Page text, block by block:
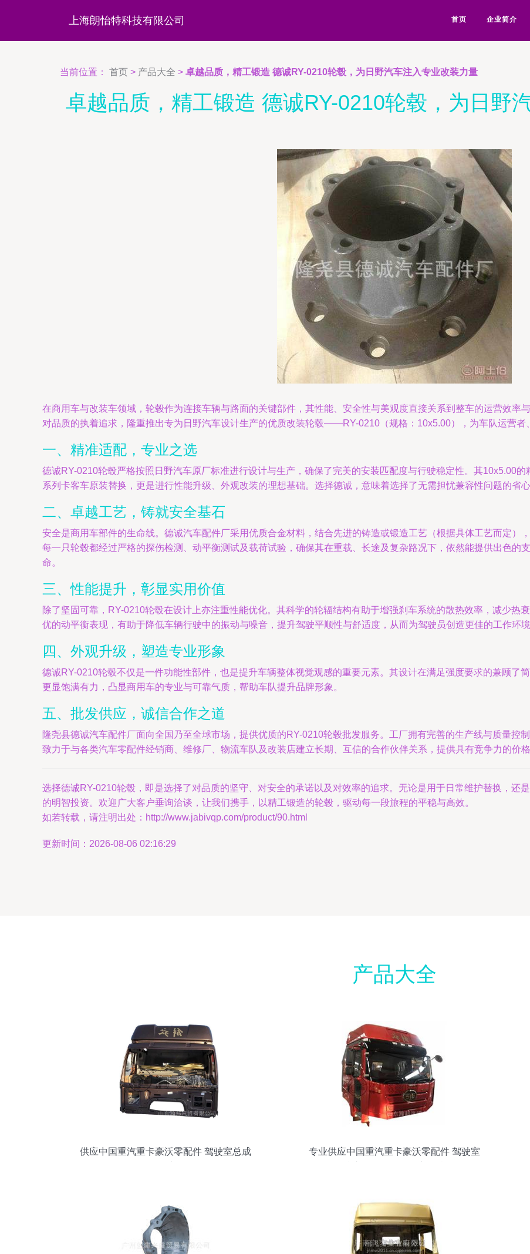
上海朗怡特科技有限公司 首页 企业简介
当前位置： 首页 > 产品大全 > 卓越品质，精工锻造 德诚RY-0210轮毂，为日野汽车注入专业改装力量
卓越品质，精工锻造 德诚RY-0210轮毂，为日野
在商用车与改装车领域，轮毂作为连接车辆与路面的关键部件，其性能、安全性与美观度直接关系到整车的运营效率
对品质的执着追求，隆重推出专为日野汽车设计生产的优质改装轮毂——RY-0210（规格：10x5.00），为车队运营者
一、精准适配，专业之选
德诚RY-0210轮毂严格按照日野汽车原厂标准进行设计与生产，确保了完美的安装匹配度与行驶稳定性。其10x5.00
系列卡客车原装替换，更是进行性能升级、外观改装的理想基础。选择德诚，意味着选择了无需担忧兼容性问题的省心
二、卓越工艺，铸就安全基石
安全是商用车部件的生命线。德诚汽车配件厂采用优质合金材料，结合先进的铸造或锻造工艺（根据具体工艺而定）
每一只轮毂都经过严格的探伤检测、动平衡测试及载荷试验，确保其在重载、长途及复杂路况下，依然能提供出色的
命。
三、性能提升，彰显实用价值
除了坚固可靠，RY-0210轮毂在设计上亦注重性能优化。其科学的轮辐结构有助于增强刹车系统的散热效率，减少热
优的动平衡表现，有助于降低车辆行驶中的振动与噪音，提升驾驶平顺性与舒适度，从而为驾驶员创造更佳的工作环
四、外观升级，塑造专业形象
德诚RY-0210轮毂不仅是一件功能性部件，也是提升车辆整体视觉观感的重要元素。其设计在满足强度要求的兼顾了
更显饱满有力，凸显商用车的专业与可靠气质，帮助车队提升品牌形象。
五、批发供应，诚信合作之道
隆尧县德诚汽车配件厂面向全国乃至全球市场，提供优质的RY-0210轮毂批发服务。工厂拥有完善的生产线与质量控
致力于与各类汽车零配件经销商、维修厂、物流车队及改装店建立长期、互信的合作伙伴关系，提供具有竞争力的价
选择德诚RY-0210轮毂，即是选择了对品质的坚守、对安全的承诺以及对效率的追求。无论是用于日常维护替换，还
的明智投资。欢迎广大客户垂询洽谈，让我们携手，以精工锻造的轮毂，驱动每一段旅程的平稳与高效。
如若转载，请注明出处：http://www.jabivqp.com/product/90.html
更新时间：2026-08-06 02:16:29
产品大全
供应中国重汽重卡豪沃零配件 驾驶室总成
专业供应中国重汽重卡豪沃零配件 驾驶室